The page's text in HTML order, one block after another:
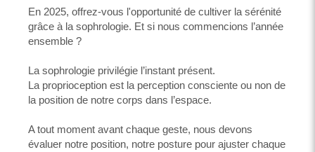
En 2025, offrez-vous l'opportunité de cultiver la sérénité
grâce à la sophrologie. Et si nous commencions l’année
ensemble ?
La sophrologie privilégie l’instant présent.
La proprioception est la perception consciente ou non de
la position de notre corps dans l’espace.
A tout moment avant chaque geste, nous devons
évaluer notre position, notre posture pour ajuster chaque